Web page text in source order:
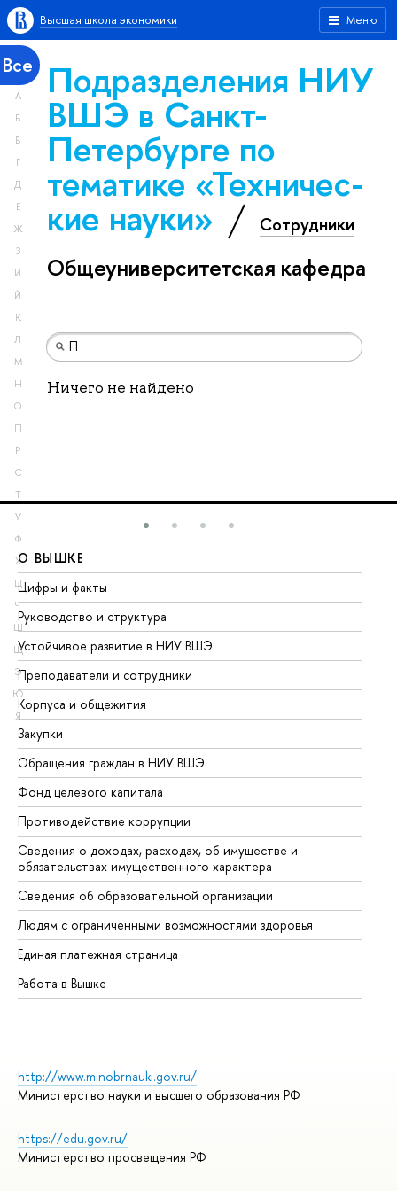
Меню
Высшая школа экономики
Все
А
Б
В
Г
Д
Е
Ж
З
И
Й
К
Л
М
Н
О
П
Р
С
Т
У
Ф
Х
Ц
Ч
Ш
Щ
Э
Ю
Я
Подразделения НИУ
ВШЭ в Санкт-
Петербурге по
тематике «Тех­ничес­
кие науки» Сотрудники
Общеуниверситетская кафедра
Ничего не найдено
О ВЫШКЕ
Цифры и факты
Руководство и структура
Устойчивое развитие в НИУ ВШЭ
Преподаватели и сотрудники
Корпуса и общежития
Закупки
Обращения граждан в НИУ ВШЭ
Фонд целевого капитала
Противодействие коррупции
Сведения о доходах, расходах, об имуществе и
обязательствах имущественного характера
Сведения об образовательной организации
Людям с ограниченными возможностями здоровья
Единая платежная страница
Работа в Вышке
http://www.minobrnauki.gov.ru/
Министерство науки и высшего образования РФ
https://edu.gov.ru/
Министерство просвещения РФ